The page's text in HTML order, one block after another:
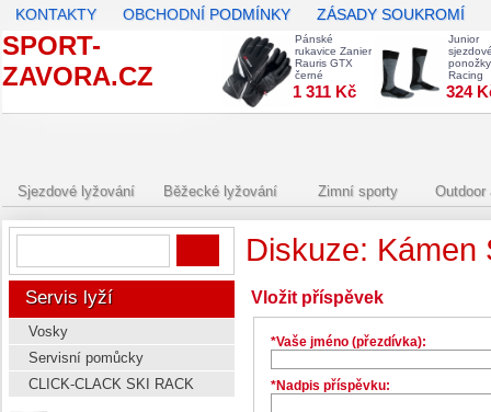
KONTAKTY OBCHODNÍ PODMÍNKY ZÁSADY SOUKROMÍ
SPORT-
ZAVORA.CZ
Pánské
rukavice Zanier
Rauris GTX
černé
1 311 Kč
Junior
Racing
324
Sjezdové lyžování Běžecké lyžování Zimní sporty
Servis lyží
Vosky
Servisní pomůcky
CLICK-CLACK SKI RACK
Diskuze: Kámen
Vložit příspěvek
*Vaše jméno (přezdívka):
*Nadpis příspěvku: